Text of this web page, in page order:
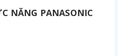
NĂNG PANASONIC